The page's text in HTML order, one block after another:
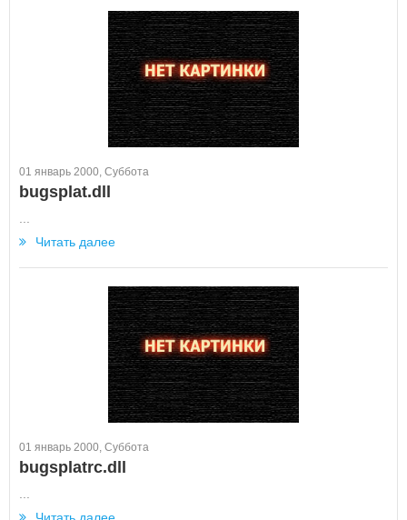
01 январь 2000, Суббота
bugsplat.dll
Читать далее
01 январь 2000, Суббота
bugsplatrc.dll